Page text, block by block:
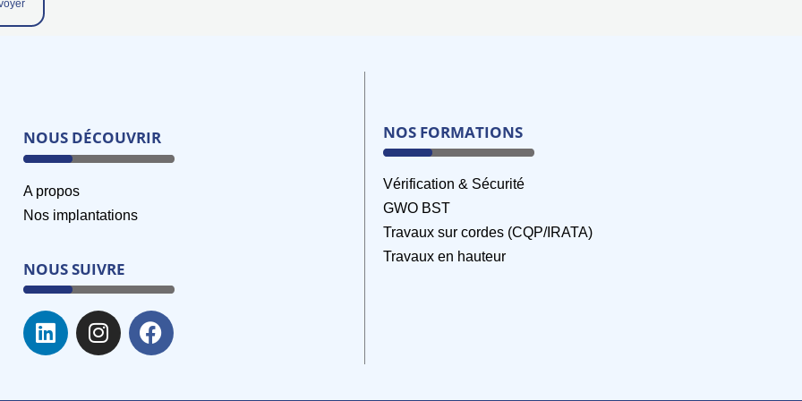
NOUS DÉCOUVRIR
A propos
Nos implantations
NOUS SUIVRE
NOS FORMATIONS
Vérification & Sécurité
GWO BST
Travaux sur cordes (CQP/IRATA)
Travaux en hauteur